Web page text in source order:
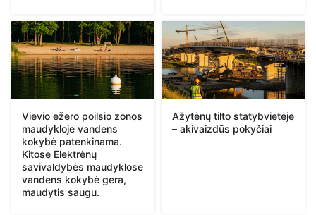
Vievio ežero poilsio zonos
maudykloje vandens
kokybė patenkinama.
Kitose Elektrėnų
savivaldybės maudyklose
vandens kokybė gera,
maudytis saugu.
Ažytėnų tilto statybvietėje
– akivaizdūs pokyčiai